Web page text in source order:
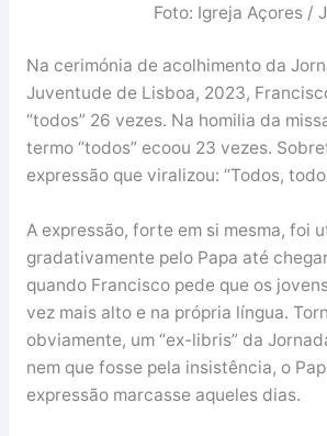
Foto: Igreja Açores /
Na cerimónia de acolhimento da
Juventude de Lisboa, 2023,
“todos” 26 vezes. Na homilia da
termo “todos” ecoou 23 vezes.
expressão que viralizou: “Todos,
A expressão, forte em si mesma, foi
gradativamente pelo Papa até
quando Francisco pede que os
vez mais alto e na própria língua.
obviamente, um “ex-libris” da
nem que fosse pela insistência, o
expressão marcasse aqueles dias.